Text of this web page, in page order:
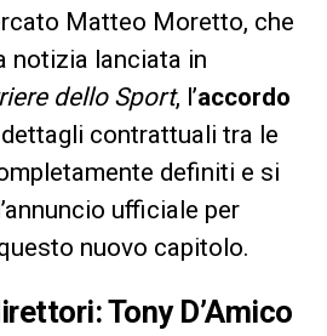
Matteo Moretto, che
notizia lanciata in
dello Sport, l’accordo
contrattuali tra le
definiti e si
ufficiale per
nuovo capitolo.
Tony D’Amico